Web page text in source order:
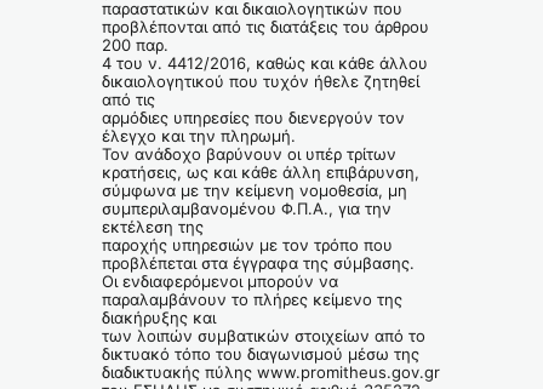
παραστατικών και δικαιολογητικών που
προβλέπονται από τις διατάξεις του άρθρου
200 παρ.
4 του ν. 4412/2016, καθώς και κάθε άλλου
δικαιολογητικού που τυχόν ήθελε ζητηθεί
από τις
αρμόδιες υπηρεσίες που διενεργούν τον
έλεγχο και την πληρωμή.
Τον ανάδοχο βαρύνουν οι υπέρ τρίτων
κρατήσεις, ως και κάθε άλλη επιβάρυνση,
σύμφωνα με την κείμενη νομοθεσία, μη
συμπεριλαμβανομένου Φ.Π.Α., για την
εκτέλεση της
παροχής υπηρεσιών με τον τρόπο που
προβλέπεται στα έγγραφα της σύμβασης.
Οι ενδιαφερόμενοι μπορούν να
παραλαμβάνουν το πλήρες κείμενο της
διακήρυξης και
των λοιπών συμβατικών στοιχείων από το
δικτυακό τόπο του διαγωνισμού μέσω της
διαδικτυακής πύλης www.promitheus.gov.gr